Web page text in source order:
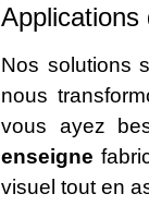
Applications
Nos solutions
nous
vous ayez
enseigne
visuel tout en